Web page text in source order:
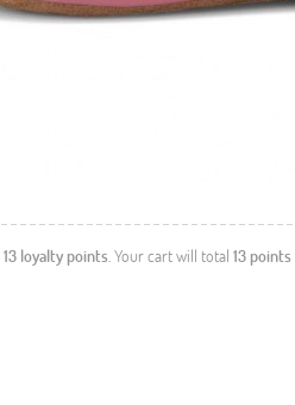
13 loyalty points. Your cart will total 13points